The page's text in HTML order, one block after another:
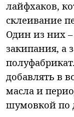
лайфхаков,
склеивание
Один из них –
закипания, а
добавлять в
масла и
шумовкой по